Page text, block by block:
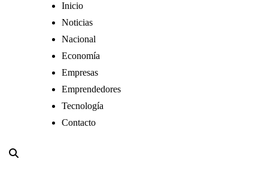
Inicio
Noticias
Nacional
Economía
Empresas
Emprendedores
Tecnología
Contacto